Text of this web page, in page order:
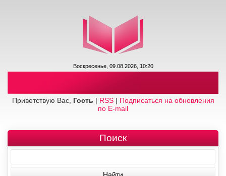
Воскресенье, 09.08.2026, 10:20
Приветствую Вас, Гость | RSS| Подписаться на обновления
по E-mail
Поиск